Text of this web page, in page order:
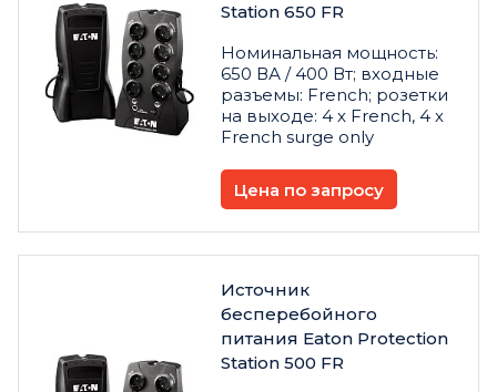
Station 650 FR
Номинальная мощность:
650 ВА / 400 Вт; входные
разъемы: French; розетки
на выходе: 4 х French, 4 х
French surge only
Цена по запросу
Источник
бесперебойного
питания Eaton Protection
Station 500 FR